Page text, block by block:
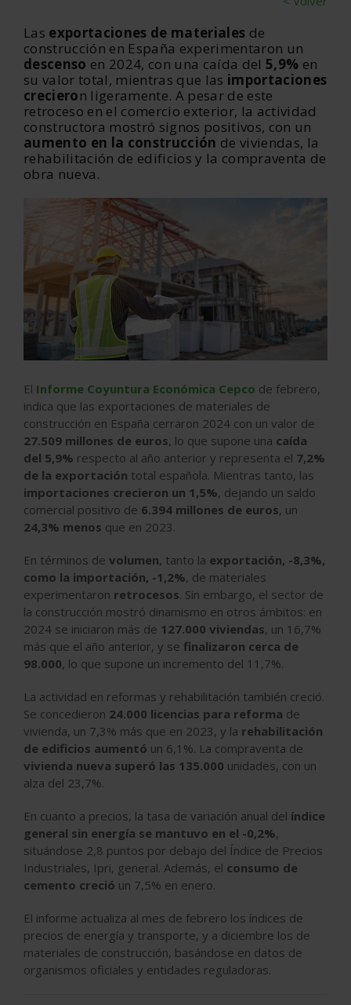
Las exportaciones de materiales de
construcción en España experimentaron un
descenso en 2024, con una caída del5,9% en
su valor total, mientras que las importaciones
crecieron ligeramente. A pesar de este
retroceso en el comercio exterior, la actividad
constructora mostró signos positivos, con un
aumento en la construcción de viviendas, la
rehabilitación de edificios y la compraventa de
obra nueva.
El Informe Coyuntura Económica Cepco de febrero,
indica que las exportaciones de materiales de
construcción en España cerraron 2024 con un valor de
27.509 millones de euros, lo que supone una caída
del 5,9% respecto al año anterior y representa el 7,2%
de la exportación total española. Mientras tanto, las
importaciones crecieron un 1,5%, dejando un saldo
comercial positivo de 6.394 millones de euros, un
24,3% menos que en 2023.
En términos de volumen, tanto la exportación, -8,3%,
como la importación, -1,2%, de materiales
experimentaron retrocesos. Sin embargo, el sector de
la construcción mostró dinamismo en otros ámbitos: en
2024 se iniciaron más de 127.000 viviendas, un 16,7%
más que el año anterior, y se finalizaron cerca de
98.000, lo que supone un incremento del 11,7%.
La actividad en reformas y rehabilitación también creció.
Se concedieron 24.000 licencias para reforma de
vivienda, un 7,3% más que en 2023, y la rehabilitación
de edificios aumentó un 6,1%. La compraventa de
vivienda nueva superó las 135.000 unidades, con un
alza del 23,7%.
En cuanto a precios, la tasa de variación anual del índice
general sin energía se mantuvo en el -0,2%,
situándose 2,8 puntos por debajo del Índice de Precios
Industriales, Ipri, general. Además, el consumo de
cemento creció un 7,5% en enero.
El informe actualiza al mes de febrero los índices de
precios de energía y transporte, y a diciembre los de
materiales de construcción, basándose en datos de
organismos oficiales y entidades reguladoras.